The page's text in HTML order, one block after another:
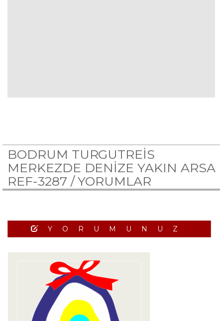
BODRUM TURGUTREİS
MERKEZDE DENİZE YAKIN ARSA
REF-3287 /YORUMLAR
YORUMUNUZ